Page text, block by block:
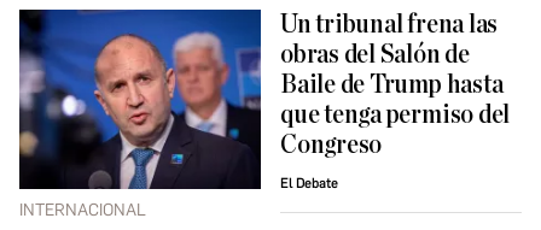
INTERNACIONAL
Un tribunal frena las
obras del Salón de
Baile de Trump hasta
que tenga permiso del
Congreso
El Debate